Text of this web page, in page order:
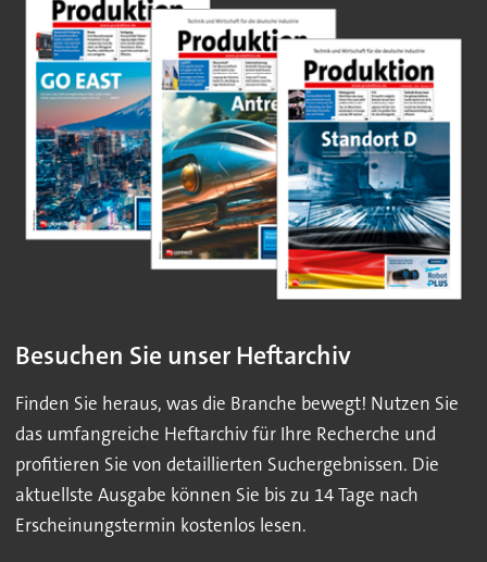
Besuchen Sie unser Heftarchiv
Finden Sie heraus, was die Branche bewegt! Nutzen Sie
das umfangreiche Heftarchiv für Ihre Recherche und
profitieren Sie von detaillierten Suchergebnissen. Die
aktuellste Ausgabe können Sie bis zu 14 Tage nach
Erscheinungstermin kostenlos lesen.